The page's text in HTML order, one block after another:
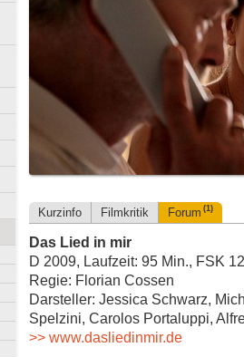
Kurzinfo Filmkritik Forum (1)
Das Lied in mir
D 2009, Laufzeit: 95 Min., FSK 12
Regie: Florian Cossen
Darsteller: Jessica Schwarz,
Spelzini, Carolos Portaluppi,
>> www.dasliedinmir.de